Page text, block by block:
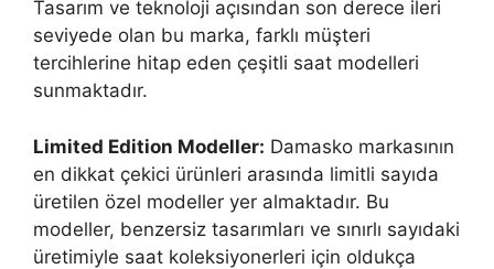
Tasarım ve teknoloji açısından son derece ileri
seviyede olan bu marka, farklı müşteri
tercihlerine hitap eden çeşitli saat modelleri
sunmaktadır.
Limited Edition Modeller: Damasko markasının
en dikkat çekici ürünleri arasında limitli sayıda
üretilen özel modeller yer almaktadır. Bu
modeller, benzersiz tasarımları ve sınırlı sayıdaki
üretimiyle saat koleksiyonerleri için oldukça